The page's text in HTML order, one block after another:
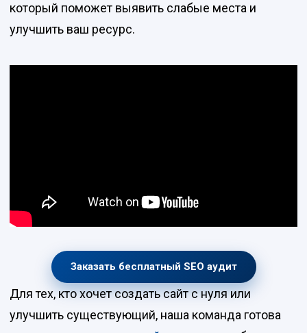
который поможет выявить слабые места и
улучшить ваш ресурс.
Заказать бесплатный SEO аудит
Для тех, кто хочет создать сайт с нуля или
улучшить существующий, наша команда готова